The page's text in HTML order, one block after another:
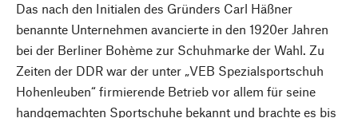
Das nach den Initialen des Gründers Carl Häßner
benannte Unternehmen avancierte in den 1920er Jahren
bei der Berliner Bohème zur Schuhmarke der Wahl. Zu
Zeiten der DDR war der unter „VEB Spezialsportschuh
Hohenleuben“ firmierende Betrieb vor allem für seine
handgemachten Sportschuhe bekannt und brachte es bis